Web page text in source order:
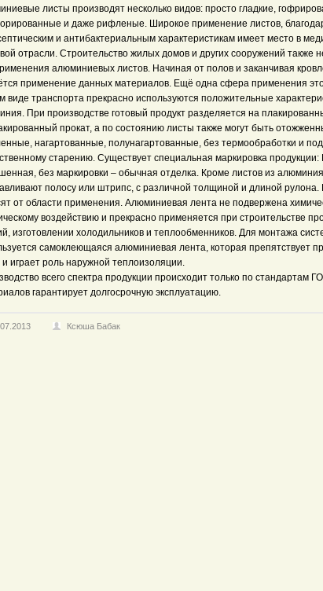
листы производят несколько видов: просто гладкие,
и даже рифленые. Широкое применение листов,
и антибактериальным характеристикам имеет место в
отрасли. Строительство жилых домов и других сооружений также
алюминиевых листов. Начиная от полов и заканчивая
применение данных материалов. Ещё одна сфера применения
виде транспорта прекрасно используются положительные
При производстве готовый продукт разделяется на
прокат, а по состоянию листы также могут быть
нагартованные, полунагартованные, без термообработки и
старению. Существует специальная маркировка
без маркировки – обычная отделка. Кроме листов из
полосу или штрипс, с различной толщиной и длиной
от области применения. Алюминиевая лента не подвержена
воздействию и прекрасно применяется при строительстве
изготовлении холодильников и теплообменников. Для монтажа
самоклеющаяся алюминиевая лента, которая препятствует
и играет роль наружной теплоизоляции.
всего спектра продукции происходит только по стандартам
гарантирует долгосрочную эксплуатацию.
Ксюша Бабак